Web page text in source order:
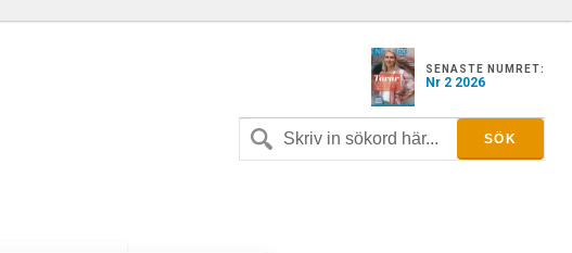
SENASTE NUMRET:
Nr 2 2026